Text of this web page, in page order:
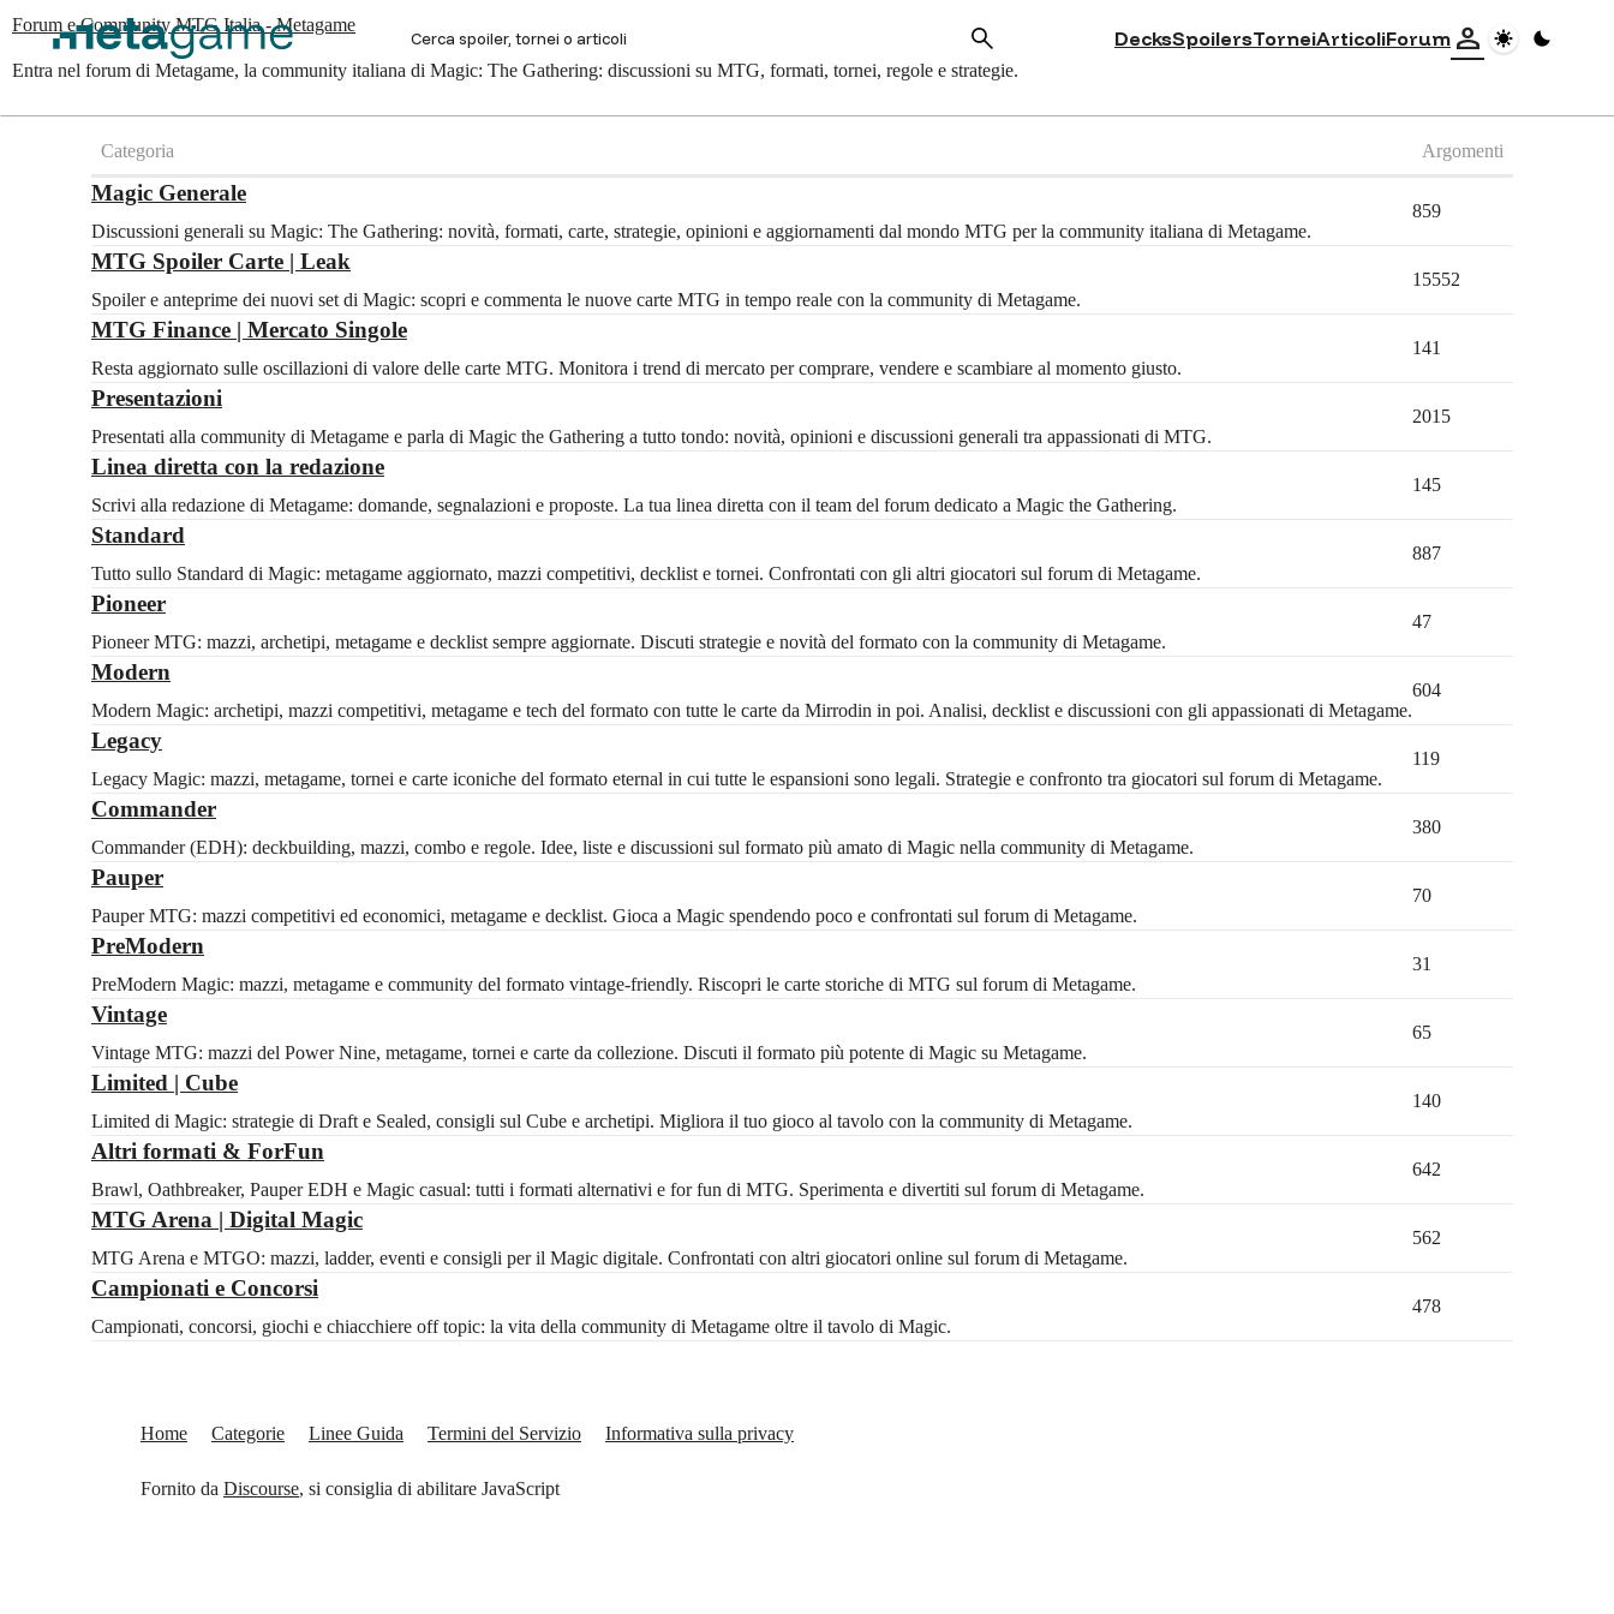
DecksSpoilersTorneiArticoliForum person
Forum e Community MTG Italia - Metagame
Entra nel forum di Metagame, la community italiana di Magic: The Gathering: discussioni su MTG, formati, tornei, regole e strategie.
Categoria Argomenti
Magic Generale
Discussioni generali su Magic: The Gathering: novità, formati, carte, strategie, opinioni e aggiornamenti dal mondo MTG per la community italiana di Metagame.
859
MTG Spoiler Carte | Leak
Spoiler e anteprime dei nuovi set di Magic: scopri e commenta le nuove carte MTG in tempo reale con la community di Metagame.
15552
MTG Finance | Mercato Singole
Resta aggiornato sulle oscillazioni di valore delle carte MTG. Monitora i trend di mercato per comprare, vendere e scambiare al momento giusto.
141
Presentazioni
Presentati alla community di Metagame e parla di Magic the Gathering a tutto tondo: novità, opinioni e discussioni generali tra appassionati di MTG.
2015
Linea diretta con la redazione
Scrivi alla redazione di Metagame: domande, segnalazioni e proposte. La tua linea diretta con il team del forum dedicato a Magic the Gathering.
145
Standard
Tutto sullo Standard di Magic: metagame aggiornato, mazzi competitivi, decklist e tornei. Confrontati con gli altri giocatori sul forum di Metagame.
887
Pioneer
Pioneer MTG: mazzi, archetipi, metagame e decklist sempre aggiornate. Discuti strategie e novità del formato con la community di Metagame.
47
Modern
Modern Magic: archetipi, mazzi competitivi, metagame e tech del formato con tutte le carte da Mirrodin in poi. Analisi, decklist e discussioni con gli appassionati di Metagame.
604
Legacy
Legacy Magic: mazzi, metagame, tornei e carte iconiche del formato eternal in cui tutte le espansioni sono legali. Strategie e confronto tra giocatori sul forum di Metagame.
119
Commander
Commander (EDH): deckbuilding, mazzi, combo e regole. Idee, liste e discussioni sul formato più amato di Magic nella community di Metagame.
380
Pauper
Pauper MTG: mazzi competitivi ed economici, metagame e decklist. Gioca a Magic spendendo poco e confrontati sul forum di Metagame.
70
PreModern
PreModern Magic: mazzi, metagame e community del formato vintage-friendly. Riscopri le carte storiche di MTG sul forum di Metagame.
31
Vintage
Vintage MTG: mazzi del Power Nine, metagame, tornei e carte da collezione. Discuti il formato più potente di Magic su Metagame.
65
Limited | Cube
Limited di Magic: strategie di Draft e Sealed, consigli sul Cube e archetipi. Migliora il tuo gioco al tavolo con la community di Metagame.
140
Altri formati & ForFun
Brawl, Oathbreaker, Pauper EDH e Magic casual: tutti i formati alternativi e for fun di MTG. Sperimenta e divertiti sul forum di Metagame.
642
MTG Arena | Digital Magic
MTG Arena e MTGO: mazzi, ladder, eventi e consigli per il Magic digitale. Confrontati con altri giocatori online sul forum di Metagame.
562
Campionati e Concorsi
Campionati, concorsi, giochi e chiacchiere off topic: la vita della community di Metagame oltre il tavolo di Magic.
478
Home Categorie Linee Guida Termini del Servizio Informativa sulla privacy
Fornito da Discourse, si consiglia di abilitare JavaScript